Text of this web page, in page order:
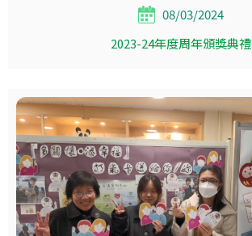
08/03/2024
2023-24年度周年頒獎典禮